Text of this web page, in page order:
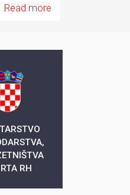
Read more
RH